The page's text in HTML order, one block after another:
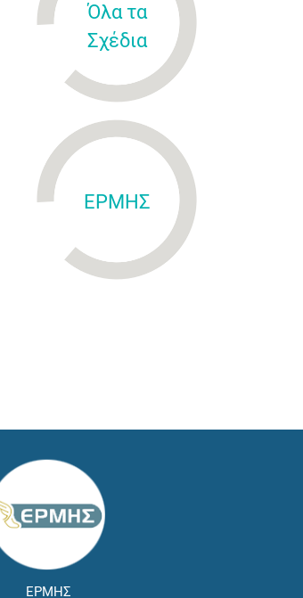
Όλα τα
Σχέδια
ΕΡΜΗΣ
ΕΡΜΗΣ